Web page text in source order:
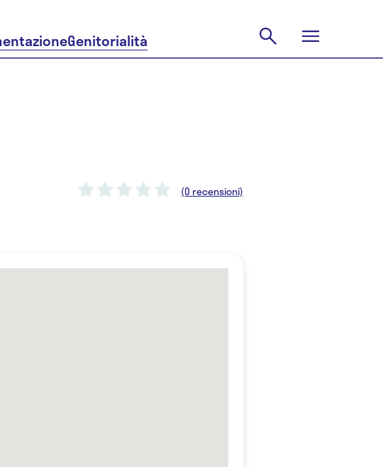
Genitorialità
(0 recensioni)